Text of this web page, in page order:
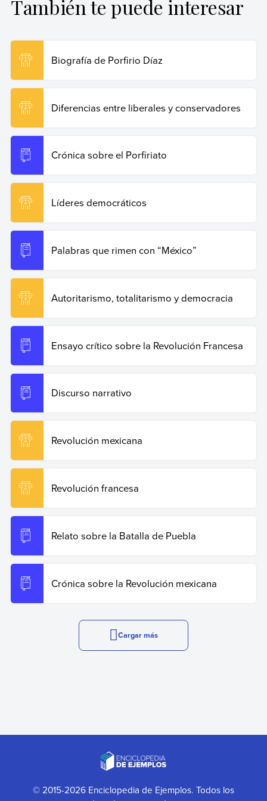
Von Wobeser, G. (Coord.). (2014).Historia de México. Fondo de
Gayubas, Augusto (23 de julio de 2025).
19 de junio de 2026 de
https://www.ejemplos.co/biografia-de-benito-juarez/
Copiar cita
También te puede interesar
Biografía de Porfirio Díaz
Diferencias entre liberales y conservadores
Crónica sobre el Porfiriato
Líderes democráticos
Palabras que rimen con “México”
Autoritarismo, totalitarismo y democracia
Ensayo crítico sobre la Revolución Francesa
Discurso narrativo
Revolución mexicana
Revolución francesa
Relato sobre la Batalla de Puebla
Crónica sobre la Revolución mexicana
Cargar más
© 2015-2026 Enciclopedia de Ejemplos. Todos los